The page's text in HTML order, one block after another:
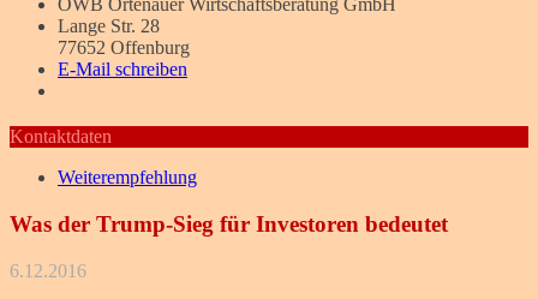
OWB Ortenauer Wirtschaftsberatung GmbH
Lange Str. 28
77652 Offenburg
E-Mail schreiben
Kontaktdaten
Weiterempfehlung
Was der Trump-Sieg für Investoren bedeutet
6.12.2016